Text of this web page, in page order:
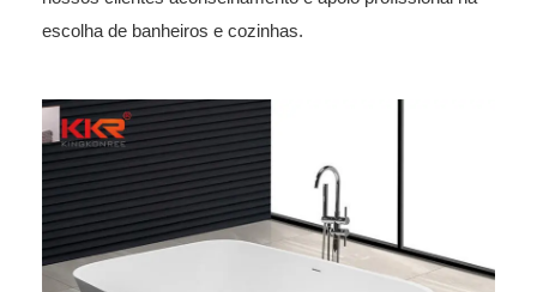
escolha de banheiros e cozinhas.